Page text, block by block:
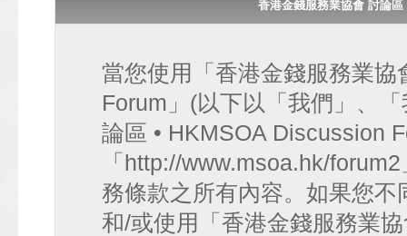
香港金錢服務業協會 討論
當您使用「香港金錢服務業
Forum」(以下以「我們」、
論區 • HKMSOA Discussion
「http://www.msoa.hk/
務條款之所有內容。如果您
和/或使用「香港金錢服務業